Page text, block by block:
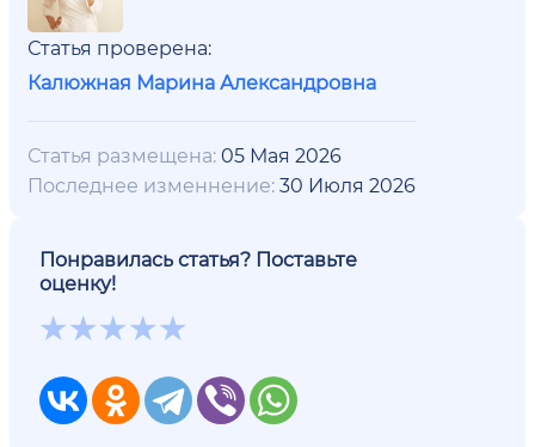
Статья проверена:
Калюжная Марина Александровна
Статья размещена:05 Мая 2026
Последнее изменнение:30 Июля 2026
Понравилась статья? Поставьте
оценку!